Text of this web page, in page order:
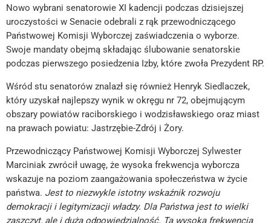
Nowo wybrani senatorowie XI kadencji podczas dzisiejszej
uroczystości w Senacie odebrali z rąk przewodniczącego
Państwowej Komisji Wyborczej zaświadczenia o wyborze.
Swoje mandaty obejmą składając ślubowanie senatorskie
podczas pierwszego posiedzenia Izby, które zwoła Prezydent RP.
Wśród stu senatorów znalazł się również Henryk Siedlaczek,
który uzyskał najlepszy wynik w okręgu nr 72, obejmującym
obszary powiatów raciborskiego i wodzisławskiego oraz miast
na prawach powiatu: Jastrzębie-Zdrój i Żory.
Przewodniczący Państwowej Komisji Wyborczej Sylwester
Marciniak zwrócił uwagę, że wysoka frekwencja wyborcza
wskazuje na poziom zaangażowania społeczeństwa w życie
państwa. Jest to niezwykle istotny wskaźnik rozwoju
demokracji i legitymizacji władzy. Dla Państwa jest to wielki
zaszczyt, ale i duża odpowiedzialność. Ta wysoka frekwencja